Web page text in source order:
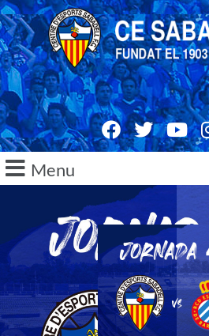
Menu